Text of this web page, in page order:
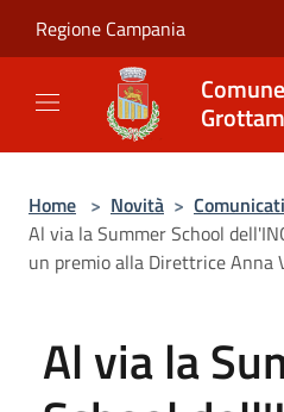
Regione Campania
Home > Novità > Comunicati
Al via la Summer School
un premio alla Direttrice Anna
Al via la